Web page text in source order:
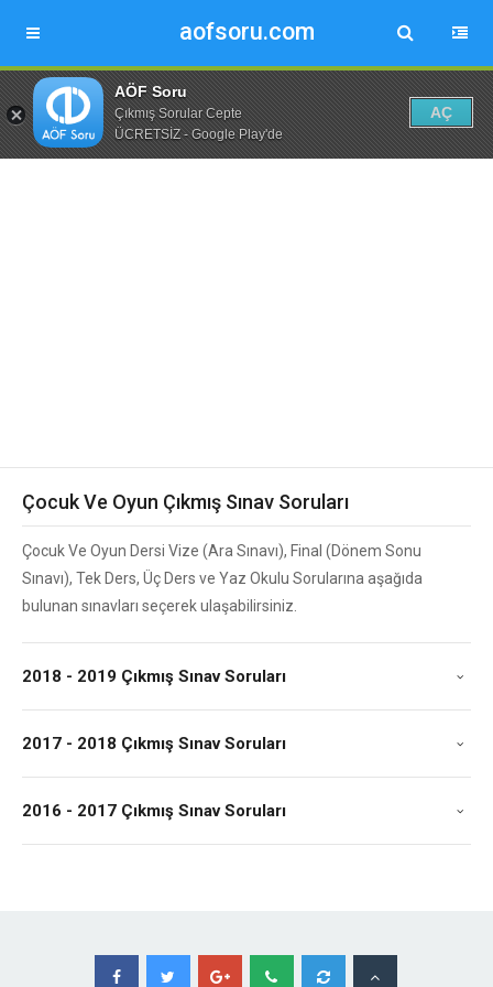
aofsoru.com
AÖF Soru
Çıkmış Sorular Cepte
ÜCRETSİZ - Google Play'de
AÇ
Çocuk Ve Oyun Çıkmış Sınav Soruları
Çocuk Ve Oyun Dersi Vize (Ara Sınavı), Final (Dönem Sonu
Sınavı), Tek Ders, Üç Ders ve Yaz Okulu Sorularına aşağıda
bulunan sınavları seçerek ulaşabilirsiniz.
2018 - 2019 Çıkmış Sınav Soruları
2017 - 2018 Çıkmış Sınav Soruları
2016 - 2017 Çıkmış Sınav Soruları